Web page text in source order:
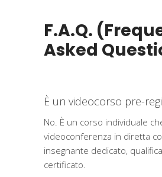
F.A.Q.
Asked
È un videocorso pre-
No. È un corso individuale
videoconferenza in diretta
insegnante dedicato,
certificato.